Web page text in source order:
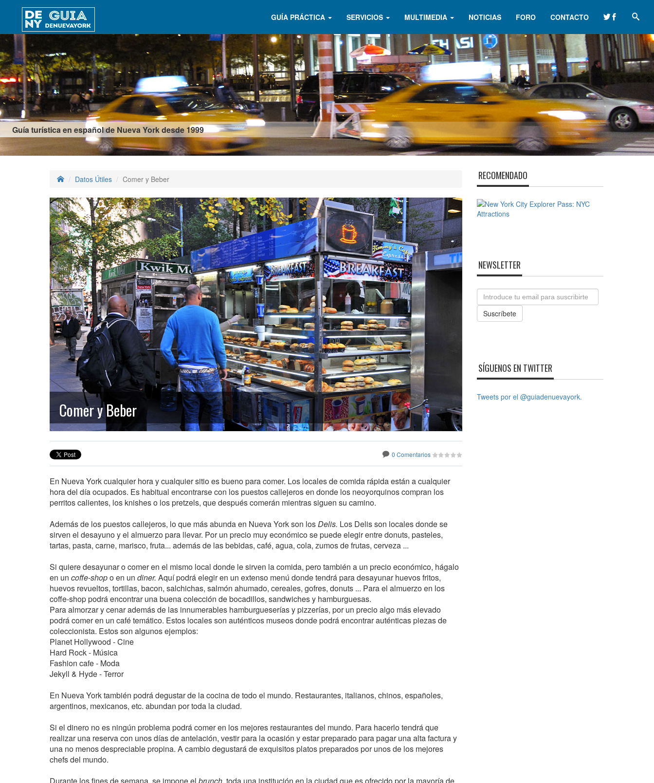
Guía turística en español de Nueva York desde 1999
GUÍA PRÁCTICA SERVICIOS MULTIMEDIA NOTICIAS FORO CONTACTO
Datos Útiles Comer y Beber
Comer y Beber
0 Comentarios
En Nueva York cualquier hora y cualquier sitio es bueno para comer. Los locales de comida rápida están a cualquier
hora del día ocupados. Es habitual encontrarse con los puestos callejeros en donde los neoyorquinos compran los
perritos calientes, los knishes o los pretzels, que después comerán mientras siguen su camino.
Además de los puestos callejeros, lo que más abunda en Nueva York son losDelis. Los Delis son locales donde se
sirven el desayuno y el almuerzo para llevar. Por un precio muy económico se puede elegir entre donuts, pasteles,
tartas, pasta, carne, marisco, fruta... además de las bebidas, café, agua, cola, zumos de frutas, cerveza ...
Si quiere desayunar o comer en el mismo local donde le sirven la comida, pero también a un precio económico, hágalo
en un coffe-shopo en un diner. Aquí podrá elegir en un extenso menú donde tendrá para desayunar huevos fritos,
huevos revueltos, tortillas, bacon, salchichas, salmón ahumado, cereales, gofres, donuts ... Para el almuerzo en los
coffe-shop podrá encontrar una buena colección de bocadillos, sandwiches y hamburguesas.
Para almorzar y cenar además de las innumerables hamburgueserías y pizzerías, por un precio algo más elevado
podrá comer en un café temático. Estos locales son auténticos museos donde podrá encontrar auténticas piezas de
coleccionista. Estos son algunos ejemplos:
Planet Hollywood - Cine
Hard Rock - Música
Fashion cafe - Moda
Jekyll & Hyde - Terror
En Nueva York también podrá degustar de la cocina de todo el mundo. Restaurantes, italianos, chinos, españoles,
argentinos, mexicanos, etc. abundan por toda la ciudad.
Si el dinero no es ningún problema podrá comer en los mejores restaurantes del mundo. Para hacerlo tendrá que
realizar una reserva con unos días de antelación, vestir para la ocasión y estar preparado para pagar una alta factura y
una no menos despreciable propina. A cambio degustará de exquisitos platos preparados por unos de los mejores
chefs del mundo.
RECOMENDADO
NEWSLETTER
Email
Suscríbete
SÍGUENOS EN TWITTER
Tweets por el @guiadenuevayork.